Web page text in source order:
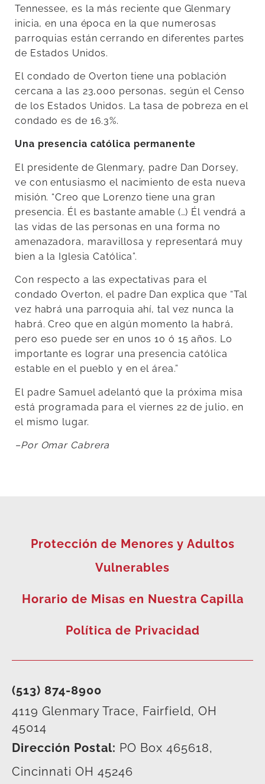
Tennessee, es la más reciente que Glenmary
inicia, en una época en la que numerosas
parroquias están cerrando en diferentes partes
de Estados Unidos.
El condado de Overton tiene una población
cercana a las 23,000 personas, según el Censo
de los Estados Unidos. La tasa de pobreza en el
condado es de 16.3%.
Una presencia católica permanente
El presidente de Glenmary, padre Dan Dorsey,
ve con entusiasmo el nacimiento de esta nueva
misión. “Creo que Lorenzo tiene una gran
presencia. Él es bastante amable (…) Él vendrá a
las vidas de las personas en una forma no
amenazadora, maravillosa y representará muy
bien a la Iglesia Católica”.
Con respecto a las expectativas para el
condado Overton, el padre Dan explica que “Tal
vez habrá una parroquia ahí, tal vez nunca la
habrá. Creo que en algún momento la habrá,
pero eso puede ser en unos 10 ó 15 años. Lo
importante es lograr una presencia católica
estable en el pueblo y en el área.”
El padre Samuel adelantó que la próxima misa
está programada para el viernes 22 de julio, en
el mismo lugar.
–Por Omar Cabrera
(513) 874-8900
4119 Glenmary Trace, Fairfield, OH
45014
Dirección Postal: PO Box 465618,
Cincinnati OH 45246
Protección de Menores y Adultos
Vulnerables
Horario de Misas en Nuestra Capilla
Política de Privacidad